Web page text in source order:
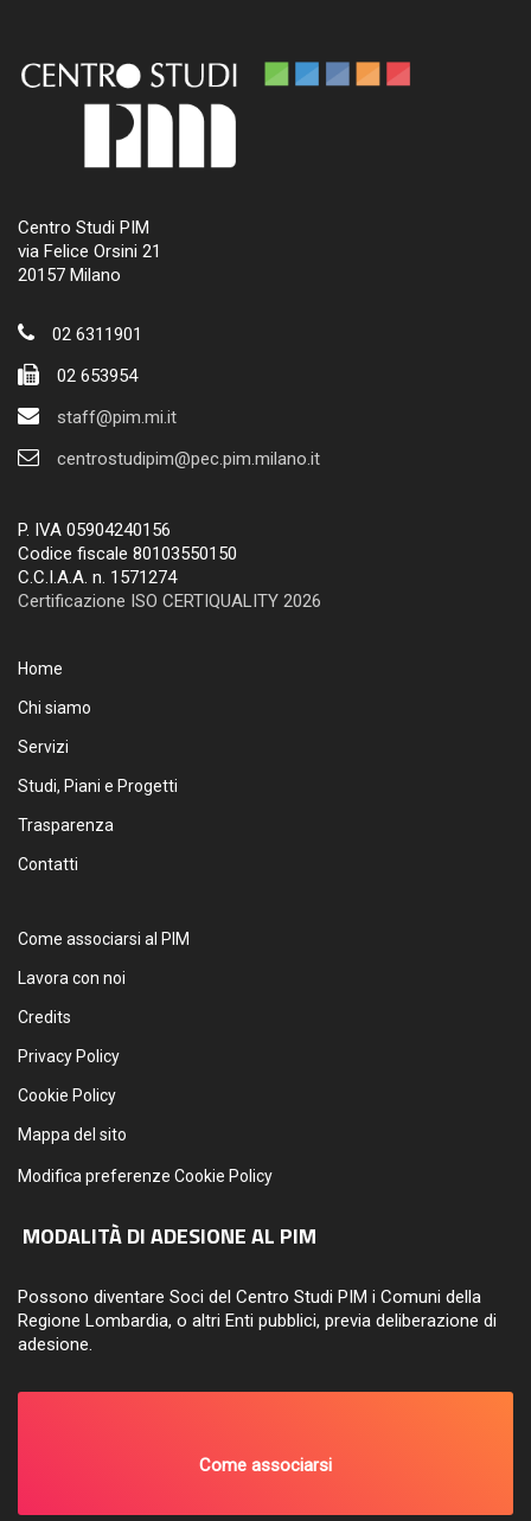
Centro Studi PIM
via Felice Orsini 21
20157 Milano
02 6311901
02 653954
staff@pim.mi.it
centrostudipim@pec.pim.milano.it
P. IVA 05904240156
Codice fiscale 80103550150
C.C.I.A.A. n. 1571274
Certificazione ISO CERTIQUALITY 2026
Home
Chi siamo
Servizi
Studi, Piani e Progetti
Trasparenza
Contatti
Come associarsi al PIM
Lavora con noi
Credits
Privacy Policy
Cookie Policy
Mappa del sito
Modifica preferenze Cookie Policy
MODALITÀ DI ADESIONE AL PIM
Possono diventare Soci del Centro Studi PIM i Comuni della
Regione Lombardia, o altri Enti pubblici, previa deliberazione di
adesione.
Come associarsi